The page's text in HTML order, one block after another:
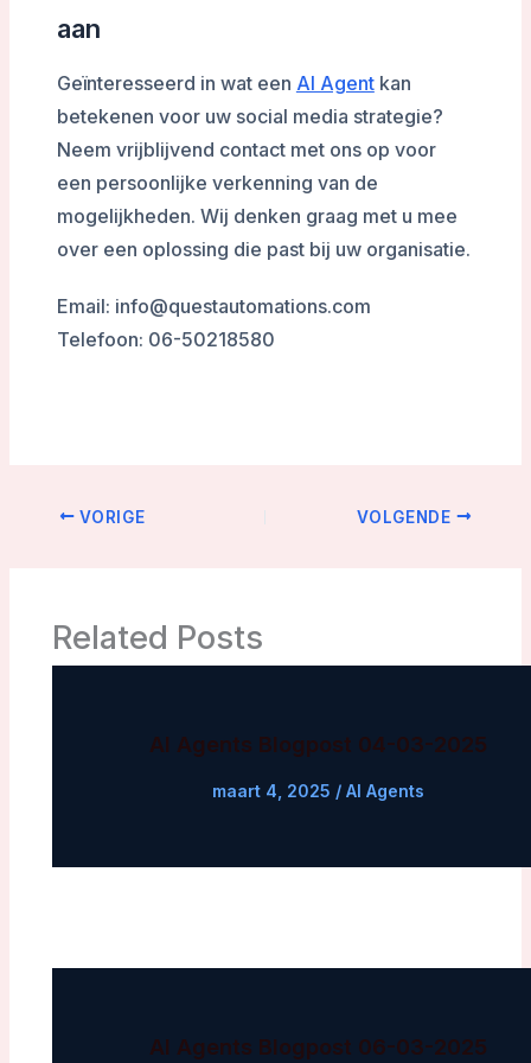
aan
Geïnteresseerd in wat een AI Agentkan
betekenen voor uw social media strategie?
Neem vrijblijvend contact met ons op voor
een persoonlijke verkenning van de
mogelijkheden. Wij denken graag met u mee
over een oplossing die past bij uw organisatie.
Email: info@questautomations.com
Telefoon: 06-50218580
VORIGE VOLGENDE
Related Posts
AI Agents Blogpost 04-03-2025
maart 4, 2025 / AI Agents
AI Agents Blogpost 06-03-2025